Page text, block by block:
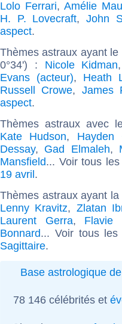
Lolo Ferrari,Amélie
H. P. Lovecraft,John
aspect.
Thèmes astraux ayant
0°34') : Nicole Kidman
Evans (acteur), Heath
Russell Crowe, James
aspect.
Thèmes astraux avec
Kate Hudson, Hayden
Dessay, Gad Elmaleh,
Mansfield... Voir tous
19 avril.
Thèmes astraux ayant
Lenny Kravitz, Zlatan
Laurent Gerra, Flavie
Bonnard... Voir tous
Sagittaire.
Base astrologique
78 146 célébrités et